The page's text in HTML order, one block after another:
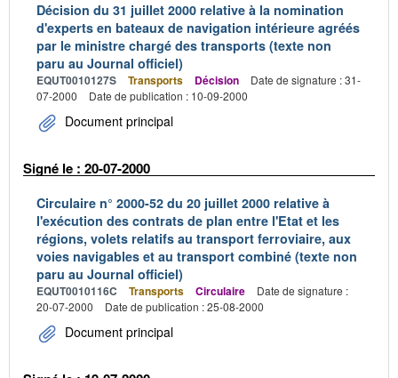
Décision du 31 juillet 2000 relative à la nomination
d'experts en bateaux de navigation intérieure agréés
par le ministre chargé des transports (texte non
paru au Journal officiel)
EQUT0010127S Transports Décision
Date de signature : 31-
07-2000
Date de publication : 10-09-2000
Document principal
Signé le : 20-07-2000
Circulaire n° 2000-52 du 20 juillet 2000 relative à
l'exécution des contrats de plan entre l'Etat et les
régions, volets relatifs au transport ferroviaire, aux
voies navigables et au transport combiné (texte non
paru au Journal officiel)
EQUT0010116C Transports Circulaire
Date de signature :
20-07-2000
Date de publication : 25-08-2000
Document principal